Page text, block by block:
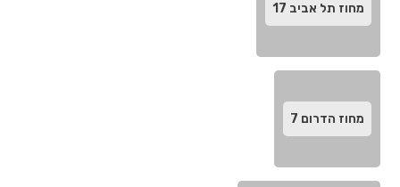
מחוז תל אביב‬ 17
מחוז הדרום‬ 7